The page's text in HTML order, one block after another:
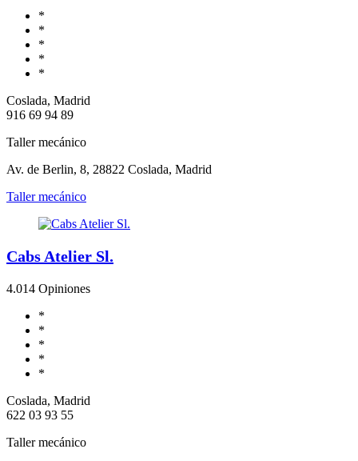
*
*
*
*
*
Coslada, Madrid
916 69 94 89
Taller mecánico
Av. de Berlin, 8, 28822 Coslada, Madrid
Taller mecánico
Cabs Atelier Sl.
4.014 Opiniones
*
*
*
*
*
Coslada, Madrid
622 03 93 55
Taller mecánico